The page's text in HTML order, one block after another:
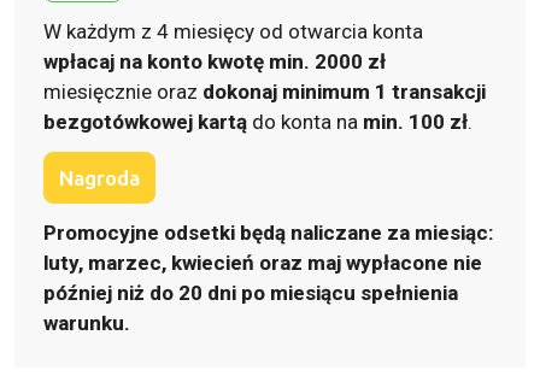
W każdym z 4 miesięcy od otwarcia konta
wpłacaj na konto kwotę min. 2000 zł
miesięcznie oraz dokonaj minimum 1 transakcji
bezgotówkowej kartą do konta na min. 100 zł.
Nagroda
Promocyjne odsetki będą naliczane za miesiąc:
luty, marzec, kwiecień oraz maj wypłacone nie
później niż do 20 dni po miesiącu spełnienia
warunku.